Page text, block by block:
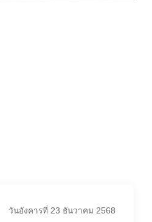
วันอังคารที่ 23 ธันวาคม 2568